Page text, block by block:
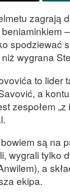
zagrają
spodziewać
wygrana
to lider
a
zespołem
są na
wygrali tylko
a
ekipa.